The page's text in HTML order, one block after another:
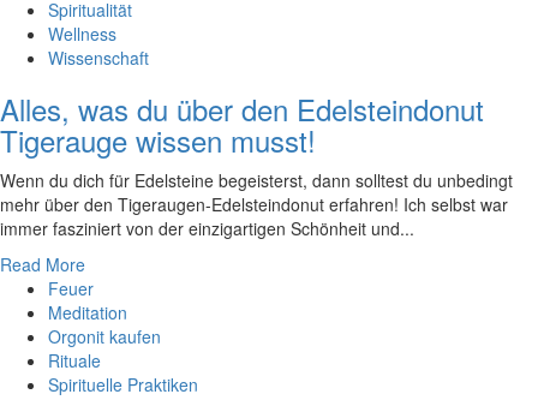
Spiritualität
Wellness
Wissenschaft
Alles, was du über den Edelsteindonut
Tigerauge wissen musst!
Wenn‌ du dich für Edelsteine begeisterst, dann solltest du unbedingt
mehr⁢ über den Tigeraugen-Edelsteindonut erfahren! Ich selbst war
immer fasziniert ‍von der einzigartigen Schönheit und...
Read More
Feuer
Meditation
Orgonit kaufen
Rituale
Spirituelle Praktiken